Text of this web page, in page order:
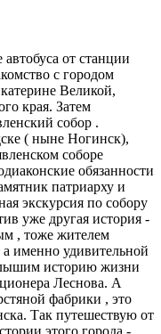
от станции
с городом
Великой,
края. Затем
собор .
( ныне Ногинск),
соборе
обязанности
патриарху и
экскурсия по собору
уже другая история -
, тоже жителем
именно удивительной
историю жизни
Леснова. А
фабрики , это
Так путешествую от
этого города -